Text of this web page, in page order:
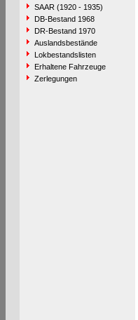
SAAR (1920 - 1935)
DB-Bestand 1968
DR-Bestand 1970
Auslandsbestände
Lokbestandslisten
Erhaltene Fahrzeuge
Zerlegungen